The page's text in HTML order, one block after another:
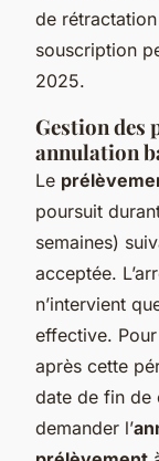
de
souscription
2025.
Gestion des
annulation
Le
poursuit
semaines)
acceptée.
n’intervient
effective.
après cette
date de fin de
demander l’